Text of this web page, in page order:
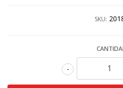
SKU:
-